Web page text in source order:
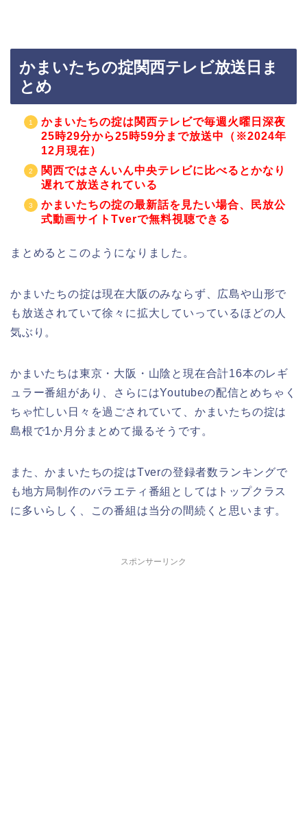
かまいたちの掟関西テレビ放送日ま
とめ
かまいたちの掟は関西テレビで毎週火曜日深夜
25時29分から25時59分まで放送中（※2024年
12月現在）
関西ではさんいん中央テレビに比べるとかなり
遅れて放送されている
かまいたちの掟の最新話を見たい場合、民放公
式動画サイトTverで無料視聴できる
まとめるとこのようになりました。
かまいたちの掟は現在大阪のみならず、広島や山形で
も放送されていて徐々に拡大していっているほどの人
気ぶり。
かまいたちは東京・大阪・山陰と現在合計16本のレギ
ュラー番組があり、さらにはYoutubeの配信とめちゃく
ちゃ忙しい日々を過ごされていて、かまいたちの掟は
島根で1か月分まとめて撮るそうです。
また、かまいたちの掟はTverの登録者数ランキングで
も地方局制作のバラエティ番組としてはトップクラス
に多いらしく、この番組は当分の間続くと思います。
スポンサーリンク